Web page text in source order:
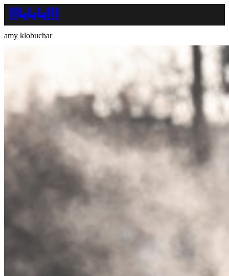
amy klobuchar